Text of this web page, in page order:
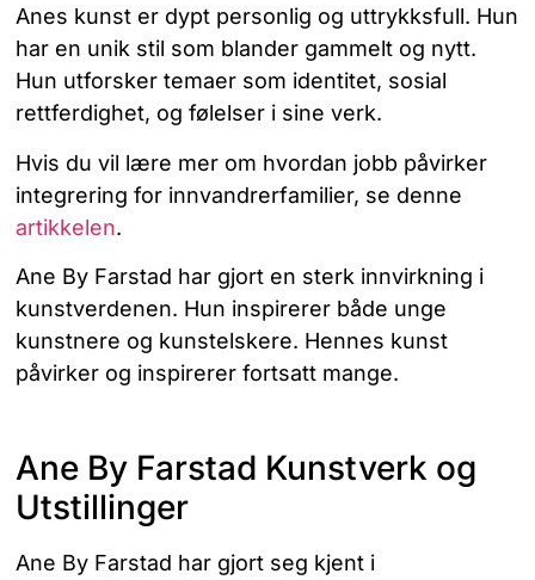
Anes kunst er dypt personlig og uttrykksfull. Hun
har en unik stil som blander gammelt og nytt.
Hun utforsker temaer som identitet, sosial
rettferdighet, og følelser i sine verk.
Hvis du vil lære mer om hvordan jobb påvirker
integrering for innvandrerfamilier, se denne
artikkelen.
Ane By Farstad har gjort en sterk innvirkning i
kunstverdenen. Hun inspirerer både unge
kunstnere og kunstelskere. Hennes kunst
påvirker og inspirerer fortsatt mange.
Ane By Farstad Kunstverk og
Utstillinger
Ane By Farstad har gjort seg kjent i